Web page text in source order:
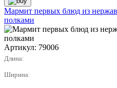
Мармит первых блюд из
полками
Артикул: 79006
Длина:
Ширина: